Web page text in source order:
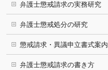
弁護士懲戒請求の実務研究
弁護士懲戒処分の研究
懲戒請求・異議申立書式案内
弁護士懲戒請求の書き方